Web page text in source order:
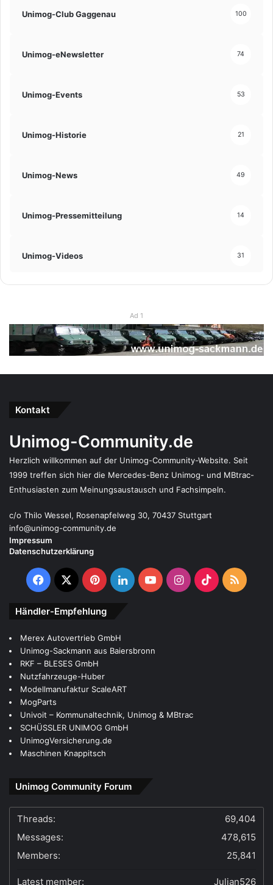
Unimog-Club Gaggenau 100
Unimog-eNewsletter 74
Unimog-Events 53
Unimog-Historie 21
Unimog-News 49
Unimog-Pressemitteilung 14
Unimog-Videos 31
Ad 1
Kontakt
Unimog-Community.de
Herzlich willkommen auf der Unimog-Community-Website. Seit
1999 treffen sich hier die Mercedes-Benz Unimog- und MBtrac-
Enthusiasten zum Meinungsaustausch und Fachsimpeln.
c/o Thilo Wessel, Rosenapfelweg 30, 70437 Stuttgart
info@unimog-community.de
Impressum
Datenschutzerklärung
Facebook
X PinterestLinkedInYouTubeInstagram
TikTokRSS
Händler-Empfehlung
Merex Autovertrieb GmbH
Unimog-Sackmann aus Baiersbronn
RKF – BLESES GmbH
Nutzfahrzeuge-Huber
Modellmanufaktur ScaleART
MogParts
Univoit – Kommunaltechnik, Unimog & MBtrac
SCHÜSSLER UNIMOG GmbH
UnimogVersicherung.de
Maschinen Knappitsch
Unimog Community Forum
Threads:
69,404
Messages:
478,615
Members:
25,841
Latest member: Julian526